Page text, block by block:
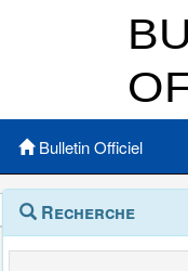
Bulletin Officiel
Navigation
et
outils
Menu
contextuel
Recherche